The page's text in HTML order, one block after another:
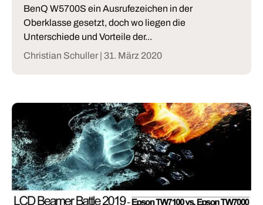
BenQ W5700S ein Ausrufezeichen in der
Oberklasse gesetzt, doch wo liegen die
Unterschiede und Vorteile der...
Christian Schuller | 31. März 2020